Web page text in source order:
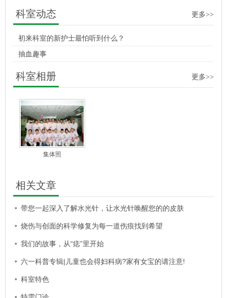
更多>>
科室动态
初来科室的新护士最怕听到什么？
抽血趣事
更多>>
科室相册
集体照
相关文章
带您一起深入了解水光针，让水光针唤醒您的的皮肤
烧伤与创面的科学修复为每一道伤痕找到希望
我们的故事，从“痣”里开始
六一科普专辑|儿童也会得妇科病?家有女宝的请注意!
科室特色